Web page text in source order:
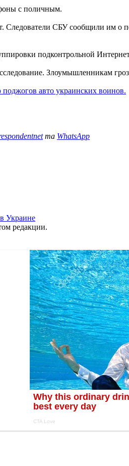
с поличным.
СБУ сообщили им о
подконтрольной
Злоумышленникам
авто украинских воинов.
та WhatsApp
Украине
редакции.